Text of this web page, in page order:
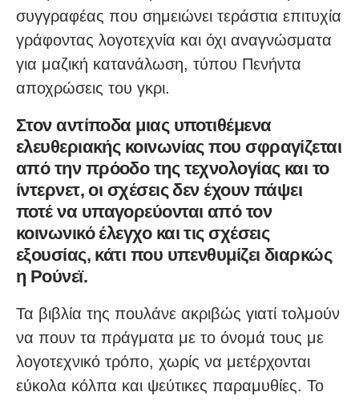
συγγραφέας που σημειώνει τεράστια επιτυχία
γράφοντας λογοτεχνία και όχι αναγνώσματα
για μαζική κατανάλωση, τύπου Πενήντα
αποχρώσεις του γκρι.
Στον αντίποδα μιας υποτιθέμενα
ελευθεριακής κοινωνίας που σφραγίζεται
από την πρόοδο της τεχνολογίας και το
ίντερνετ, οι σχέσεις δεν έχουν πάψει
ποτέ να υπαγορεύονται από τον
κοινωνικό έλεγχο και τις σχέσεις
εξουσίας, κάτι που υπενθυμίζει διαρκώς
η Ρούνεϊ.
Τα βιβλία της πουλάνε ακριβώς γιατί τολμούν
να πουν τα πράγματα με το όνομά τους με
λογοτεχνικό τρόπο, χωρίς να μετέρχονται
εύκολα κόλπα και ψεύτικες παραμυθίες. Το